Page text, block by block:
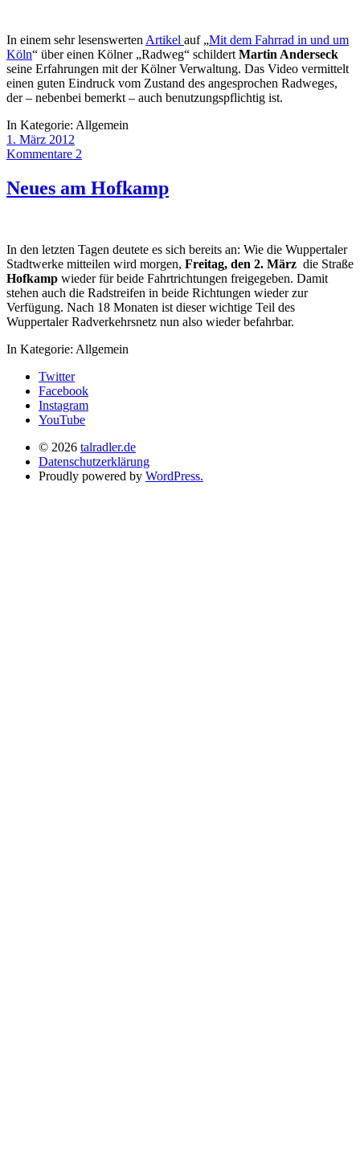
In einem sehr lesenswerten Artikel auf „Mit dem Fahrrad in und um
Köln“ über einen Kölner „Radweg“ schildert Martin Anderseck
seine Erfahrungen mit der Kölner Verwaltung. Das Video vermittelt
einen guten Eindruck vom Zustand des angesprochen Radweges,
der – nebenbei bemerkt – auch benutzungspflichtig ist.
In Kategorie: Allgemein
1. März 2012
Kommentare 2
Neues am Hofkamp
In den letzten Tagen deutete es sich bereits an: Wie die Wuppertaler
Stadtwerke mitteilen wird morgen, Freitag, den 2. März die Straße
Hofkamp wieder für beide Fahrtrichtungen freigegeben. Damit
stehen auch die Radstreifen in beide Richtungen wieder zur
Verfügung. Nach 18 Monaten ist dieser wichtige Teil des
Wuppertaler Radverkehrsnetz nun also wieder befahrbar.
In Kategorie: Allgemein
Twitter
Facebook
Instagram
YouTube
© 2026 talradler.de
Datenschutzerklärung
Proudly powered by WordPress.